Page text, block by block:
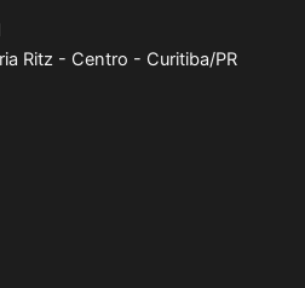
Ritz - Centro - Curitiba/PR